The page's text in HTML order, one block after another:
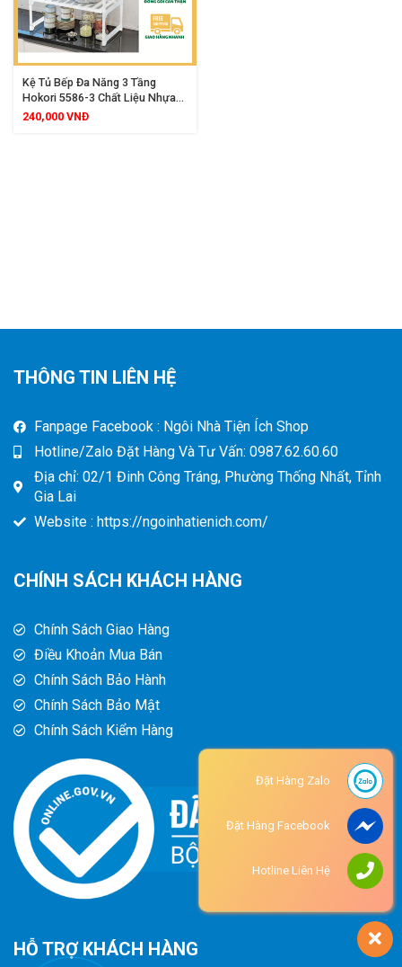
Kệ Tủ Bếp Đa Năng 3 Tầng
Hokori 5586-3 Chất Liệu Nhựa
PP Kết Hợp Inox Không Gỉ Điều
240,000 VNĐ
THÔNG TIN LIÊN HỆ
Fanpage Facebook : Ngôi Nhà Tiện Ích Shop
Hotline/Zalo Đặt Hàng Và Tư Vấn: 0987.62.60.60
Địa chỉ: 02/1 Đinh Công Tráng, Phường Thống Nhất, Tỉnh
Gia Lai
Website : https://ngoinhatienich.com/
CHÍNH SÁCH KHÁCH HÀNG
Chính Sách Giao Hàng
Điều Khoản Mua Bán
Chính Sách Bảo Hành
Chính Sách Bảo Mật
Chính Sách Kiểm Hàng
HỖ TRỢ KHÁCH HÀNG
Đặt Hàng Zalo
Đặt Hàng Facebook
Hotline Liên Hệ